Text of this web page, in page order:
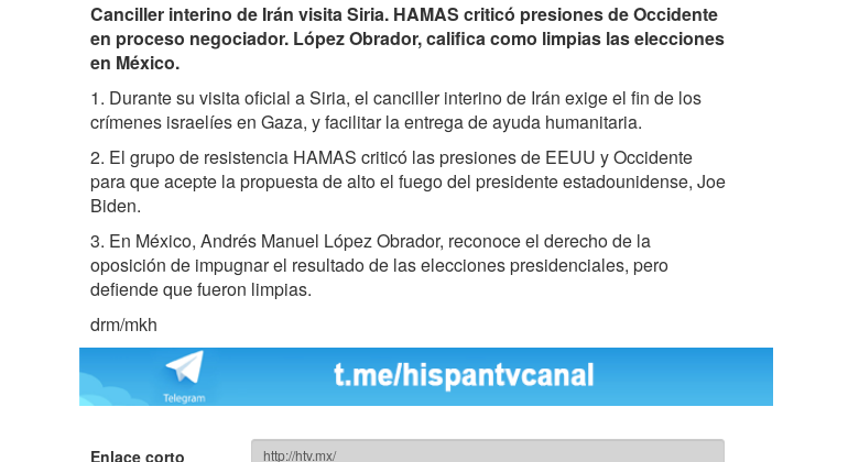
Canciller interino de Irán visita Siria. HAMAS criticó presiones de Occidente
en proceso negociador. López Obrador, califica como limpias las elecciones
en México.
1. Durante su visita oficial a Siria, el canciller interino de Irán exige el fin de los
crímenes israelíes en Gaza, y facilitar la entrega de ayuda humanitaria.
2. El grupo de resistencia HAMAS criticó las presiones de EEUU y Occidente
para que acepte la propuesta de alto el fuego del presidente estadounidense, Joe
Biden.
3. En México, Andrés Manuel López Obrador, reconoce el derecho de la
oposición de impugnar el resultado de las elecciones presidenciales, pero
defiende que fueron limpias.
drm/mkh
Enlace corto